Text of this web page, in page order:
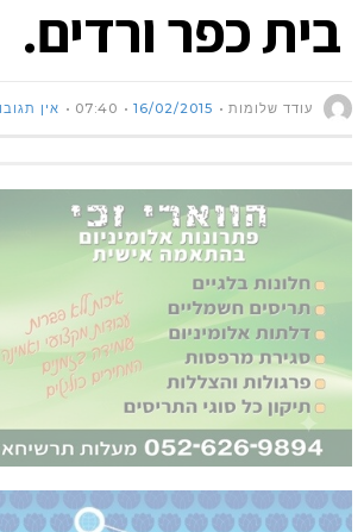
בית כפר ורדים.
עודד שלומות 16/02/2015
07:40 אין